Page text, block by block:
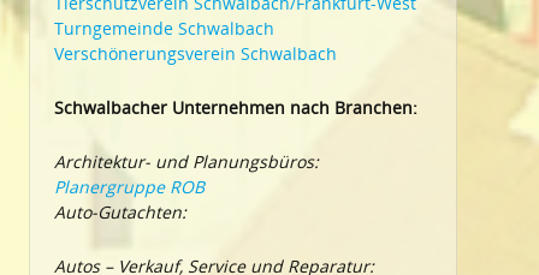
Turngemeinde Schwalbach
Verschönerungsverein Schwalbach
Schwalbacher Unternehmen nach Branchen:
Architektur- und Planungsbüros:
Planergruppe ROB
Auto-Gutachten:
Autos – Verkauf, Service und Reparatur: